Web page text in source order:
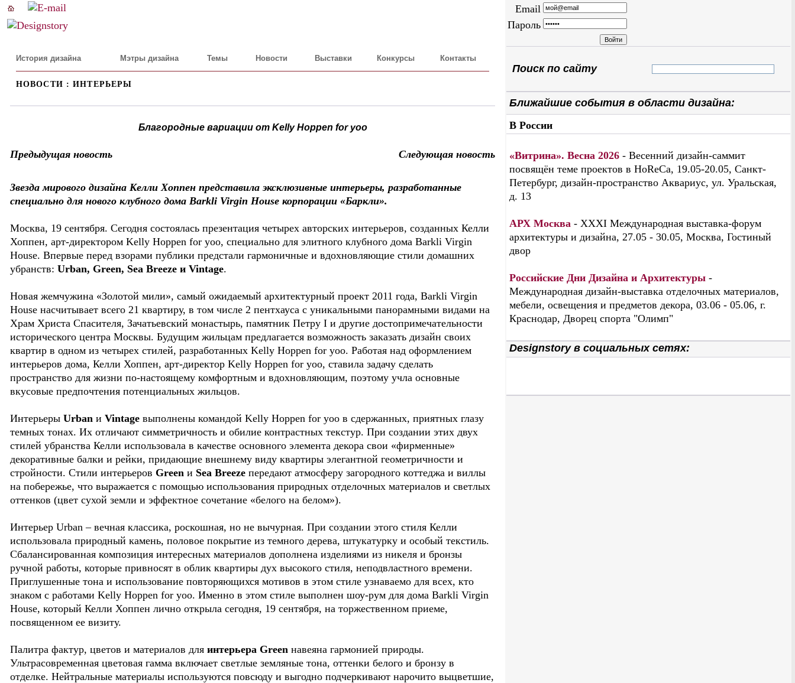
История дизайна Мэтры дизайна Темы Новости Выставки Конкурсы Контакты
НОВОСТИ : ИНТЕРЬЕРЫ
Благородные вариации от Kelly Hoppen for yoo
Предыдущая новость Следующая новость
Звезда мирового дизайна Келли Хоппен представила эксклюзивные интерьеры, разработанные
специально для нового клубного дома Barkli Virgin House корпорации «Баркли».
Москва, 19 сентября. Сегодня состоялась презентация четырех авторских интерьеров, созданных Келли
Хоппен, арт-директором Kelly Hoppen for yoo, специально для элитного клубного дома Barkli Virgin
House. Впервые перед взорами публики предстали гармоничные и вдохновляющие стили домашних
убранств: Urban, Green, Sea Breeze и Vintage.
Новая жемчужина «Золотой мили», самый ожидаемый архитектурный проект 2011 года, Barkli Virgin
House насчитывает всего 21 квартиру, в том числе 2 пентхауса с уникальными панорамными видами на
Храм Христа Спасителя, Зачатьевский монастырь, памятник Петру I и другие достопримечательности
исторического центра Москвы. Будущим жильцам предлагается возможность заказать дизайн своих
квартир в одном из четырех стилей, разработанных Kelly Hoppen for yoo. Работая над оформлением
интерьеров дома, Келли Хоппен, арт-директор Kelly Hoppen for yoo, ставила задачу сделать
пространство для жизни по-настоящему комфортным и вдохновляющим, поэтому учла основные
вкусовые предпочтения потенциальных жильцов.
Интерьеры Urban и Vintage выполнены командой Kelly Hoppen for yoo в сдержанных, приятных глазу
темных тонах. Их отличают симметричность и обилие контрастных текстур. При создании этих двух
стилей убранства Келли использовала в качестве основного элемента декора свои «фирменные»
декоративные балки и рейки, придающие внешнему виду квартиры элегантной геометричности и
стройности. Стили интерьеров Green и Sea Breeze передают атмосферу загородного коттеджа и виллы
на побережье, что выражается с помощью использования природных отделочных материалов и светлых
оттенков (цвет сухой земли и эффектное сочетание «белого на белом»).
Интерьер Urban – вечная классика, роскошная, но не вычурная. При создании этого стиля Келли
использовала природный камень, половое покрытие из темного дерева, штукатурку и особый текстиль.
Сбалансированная композиция интересных материалов дополнена изделиями из никеля и бронзы
ручной работы, которые привносят в облик квартиры дух высокого стиля, неподвластного времени.
Приглушенные тона и использование повторяющихся мотивов в этом стиле узнаваемо для всех, кто
знаком с работами Kelly Hoppen for yoo. Именно в этом стиле выполнен шоу-рум для дома Barkli Virgin
House, который Келли Хоппен лично открыла сегодня, 19 сентября, на торжественном приеме,
посвященном ее визиту.
Палитра фактур, цветов и материалов для интерьера Green навеяна гармонией природы.
Ультрасовременная цветовая гамма включает светлые земляные тона, оттенки белого и бронзу в
отделке. Нейтральные материалы используются повсюду и выгодно подчеркивают нарочито выцветшие,
Email
Пароль
Поиск по сайту
Ближайшие события в области дизайна:
В России
«Витрина». Весна 2026 - Весенний дизайн-саммит
посвящён теме проектов в HoReCa, 19.05-20.05, Санкт-
Петербург, дизайн-пространство Аквариус, ул. Уральская,
д. 13
АРХ Москва - XXXI Международная выставка-форум
архитектуры и дизайна, 27.05 - 30.05, Москва, Гостиный
двор
Российские Дни Дизайна и Архитектуры -
Международная дизайн-выставка отделочных материалов,
мебели, освещения и предметов декора, 03.06 - 05.06, г.
Краснодар, Дворец спорта "Олимп"
Designstory в социальных сетях: